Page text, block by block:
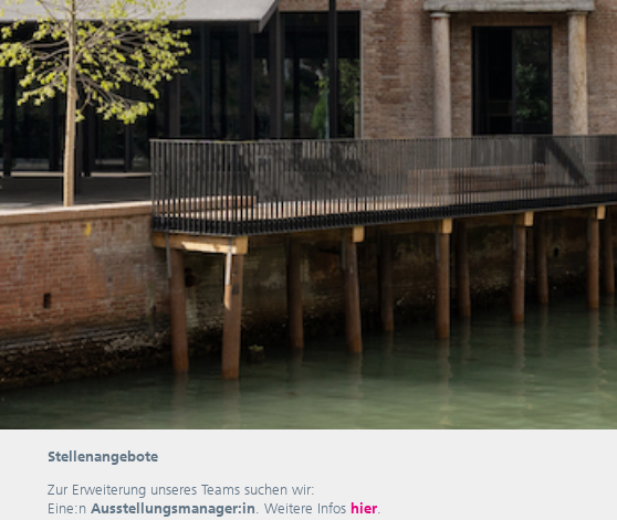
Stellenangebote
Zur Erweiterung unseres Teams suchen wir:
Eine:n Ausstellungsmanager:in. Weitere Infos hier.